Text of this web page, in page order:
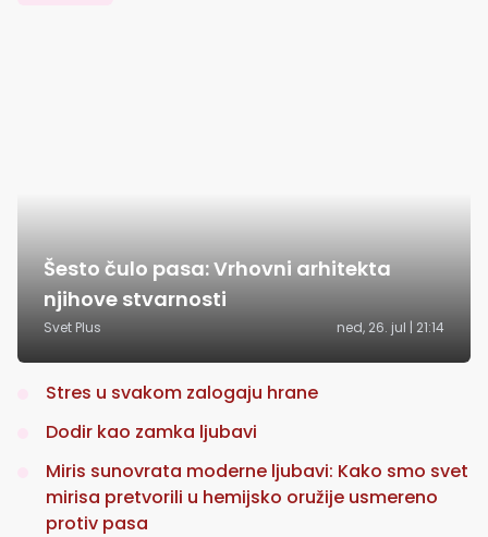
Šesto čulo pasa: Vrhovni arhitekta
njihove stvarnosti
Svet Plus ned, 26. jul | 21:14
Stres u svakom zalogaju hrane
Dodir kao zamka ljubavi
Miris sunovrata moderne ljubavi: Kako smo svet
mirisa pretvorili u hemijsko oružije usmereno
protiv pasa